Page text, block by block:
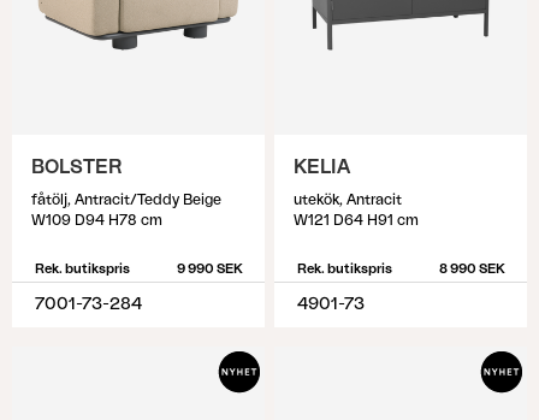
BOLSTER
fåtölj, Antracit/Teddy Beige
W109 D94 H78 cm
Rek. butikspris 9 990 SEK
7001-73-284
KELIA
utekök, Antracit
W121 D64 H91 cm
Rek. butikspris 8 990 SEK
4901-73